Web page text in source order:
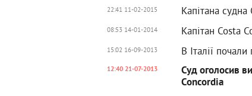
22:41 11-02-2015 Капітана
08:53 14-01-2014 Капітан Costa
15:02 16-09-2013 В Італії
12:40 21-07-2013
Суд оголосив
Concordia